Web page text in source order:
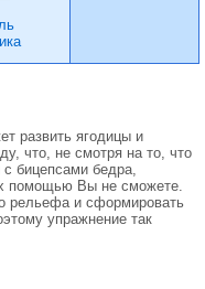
развить ягодицы и
что, не смотря на то, что
бицепсами бедра,
помощью Вы не сможете.
рельефа и сформировать
упражнение так